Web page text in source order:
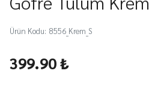
Ürün Kodu: 8556_Krem_S
399.90 ₺